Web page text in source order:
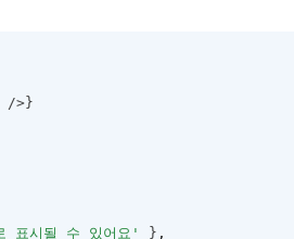
/>}
표시될 수 있어요' } ,